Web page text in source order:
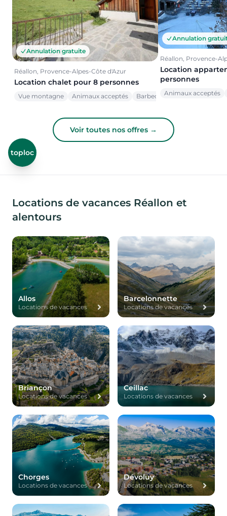
Annulation gratuite
Réallon, Provence-Alpes-Côte d'Azur
Location chalet pour 8 personnes
Vue montagne Animaux acceptés Barbecue
Annulation
Réallon, Provence-
Location
personnes
Animaux acceptés
Voir toutes nos offres →
toploc
Locations de vacances Réallon et
alentours
Allos
Locations de vacances
Barcelonnette
Locations de vacances
Briançon
Locations de vacances
Ceillac
Locations de vacances
Chorges
Locations de vacances
Dévoluy
Locations de vacances